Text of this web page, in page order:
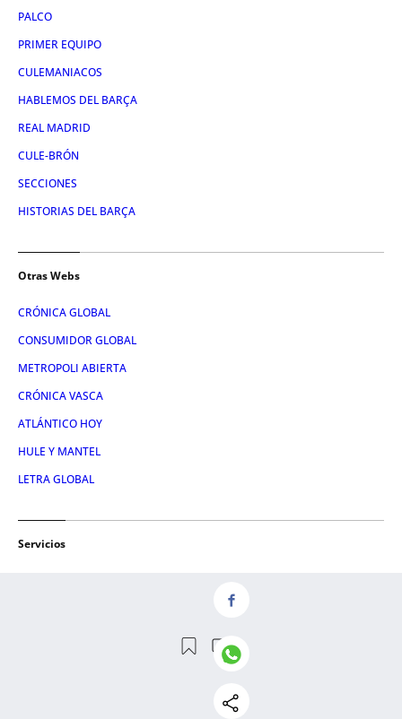
PALCO
PRIMER EQUIPO
CULEMANIACOS
HABLEMOS DEL BARÇA
REAL MADRID
CULE-BRÓN
SECCIONES
HISTORIAS DEL BARÇA
Otras Webs
CRÓNICA GLOBAL
CONSUMIDOR GLOBAL
METROPOLI ABIERTA
CRÓNICA VASCA
ATLÁNTICO HOY
HULE Y MANTEL
LETRA GLOBAL
Servicios